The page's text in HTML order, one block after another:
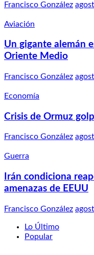
Francisco González
Aviación
Un gigante alemán
Oriente Medio
Francisco González
Economía
Crisis de Ormuz
Francisco González
Guerra
Irán condiciona
amenazas de EEUU
Francisco González
Lo Último
Popular